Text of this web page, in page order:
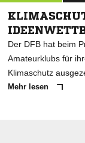
Der DFB hat beim
Amateurklubs für
Klimaschutz
Mehr lesen